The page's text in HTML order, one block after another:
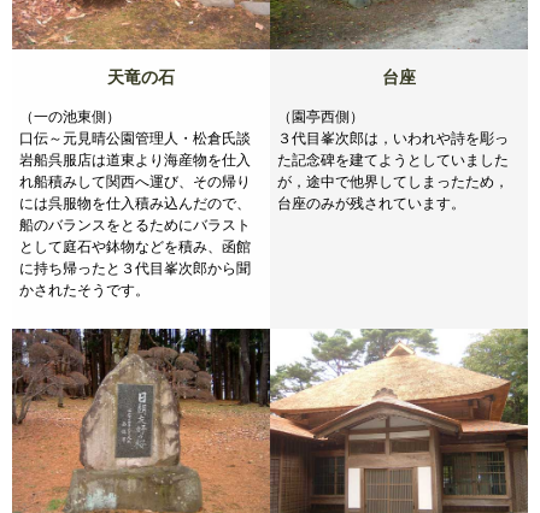
天竜の石
（一の池東側）
口伝～元見晴公園管理人・松倉氏談
岩船呉服店は道東より海産物を仕入
れ船積みして関西へ運び、その帰り
には呉服物を仕入積み込んだので、
船のバランスをとるためにバラスト
として庭石や鉢物などを積み、函館
に持ち帰ったと３代目峯次郎から聞
かされたそうです。
台座
（園亭西側）
３代目峯次郎は，いわれや詩を彫っ
た記念碑を建てようとしていました
が，途中で他界してしまったため，
台座のみが残されています。